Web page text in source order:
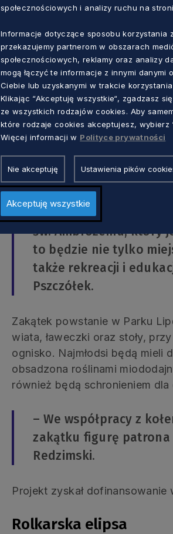
Rolnictwa UMWP.
Łączna pula przeznaczona dla
Ambrozjański zakątek
Wszystkich projektów, które
jednak wśród nich kilka
sołectwa Pszczółki. To
integracji i rekreacji.
– Mamy w
pszczelarstwa i miodu.
św. Ambrożemu, który
to będzie nie tylko
także rekreacji i
Pszczółek.
Zakątek powstanie w Parku
wiata, ławeczki oraz stoły,
ognisko. Najmłodsi będą mieli
obsadzona roślinami
również będą schronieniem
– We współpracy z
zakątku figurę patrona
Redzimski.
Projekt zyskał
Rolkarska elipsa
społecznościowych i analizy ruchu na
Informacje dotyczące sposobu korzystania
przekazujemy partnerom w obszarach
społecznościowych, reklamy oraz analizy
mogą łączyć te informacje z innymi danymi
Ciebie lub uzyskanymi w trakcie korzystania
Klikając “Akceptuję wszystkie“, zgadzasz
ze wszystkich rodzajów cookies. Aby
które rodzaje cookies akceptujesz, wybierz
Więcej informacji w Polityce prywatności
Nie akceptuję Ustawienia pików
Akceptuję wszystkie